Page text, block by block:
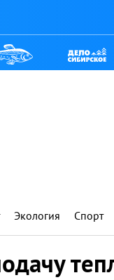
Экология Спорт